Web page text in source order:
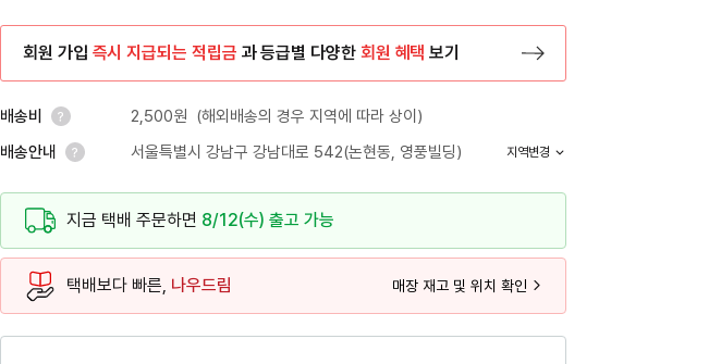
회원 가입 즉시 지급되는 적립금 과 등급별 다양한 회원 혜택 보기
배송비 2,500원 (해외배송의 경우 지역에 따라 상이)
배송안내
서울특별시 강남구 강남대로 542(논현동, 영풍빌딩) 지역변경
지금 택배 주문하면 8/12(수) 출고 가능
택배보다 빠른, 나우드림 매장 재고 및 위치 확인